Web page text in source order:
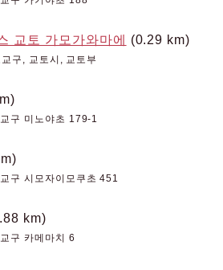
교토 가모가와마에 (0.29 km)
구, 교토시, 교토부
구 미노야초 179-1
구 시모자이모쿠초 451
km)
구 카메마치 6